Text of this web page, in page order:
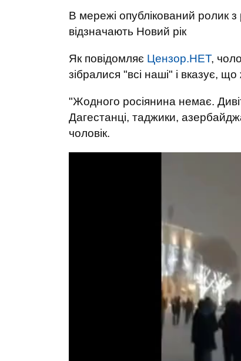
В мережі опублікований ролик з
відзначають Новий рік
Як повідомляє Цензор.НЕТ,
зібралися "всі наші" і вказує,
"Жодного росіянина немає.
Дагестанці, таджики,
чоловік.